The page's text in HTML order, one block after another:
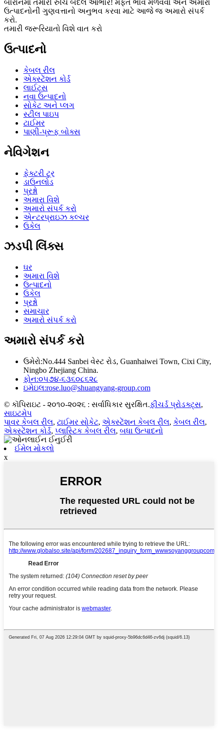
બોરાનમાં તમારી રુચિ બદલ આભાર! મફત ભાવ મેળવવા અને અમારા
ઉત્પાદનોની ગુણવત્તાનો અનુભવ કરવા માટે આજે જ અમારો સંપર્ક
કરો.
તમારી જરૂરિયાતો વિશે વાત કરો
ઉત્પાદનો
કેબલ રીલ
એક્સ્ટેંશન કોર્ડ
લાઈટ્સ
નવા ઉત્પાદનો
સોકેટ અને પ્લગ
સ્ટીલ પાઇપ
ટાઈમર
પાણી-પ્રૂફ બોક્સ
નેવિગેશન
ફેક્ટરી ટૂર
ડાઉનલોડ
પ્રશ્નો
અમારા વિશે
અમારો સંપર્ક કરો
એન્ટરપ્રાઇઝ કલ્ચર
ઉકેલ
ઝડપી લિંક્સ
ઘર
અમારા વિશે
ઉત્પાદનો
ઉકેલ
પ્રશ્નો
સમાચાર
અમારો સંપર્ક કરો
અમારો સંપર્ક કરો
ઉમેરો:No.444 Sanbei વેસ્ટ રોડ, Guanhaiwei Town, Cixi City,
Ningbo Zhejiang China.
ફોન:૦૫૭૪-૬૩૬૦૮૬૨૮
ઇમેઇલ:rose.luo@shuangyang-group.com
© કૉપિરાઇટ - ૨૦૧૦-૨૦૨૬ : સર્વાધિકાર સુરક્ષિત.ફીચર્ડ પ્રોડક્ટ્સ,
સાઇટમેપ
પાવર કેબલ રીલ, ટાઈમર સોકેટ, એક્સ્ટેંશન કેબલ રીલ, કેબલ રીલ,
એક્સ્ટેંશન કોર્ડ, પ્લાસ્ટિક કેબલ રીલ, બધા ઉત્પાદનો
ઈમેલ મોકલો
x